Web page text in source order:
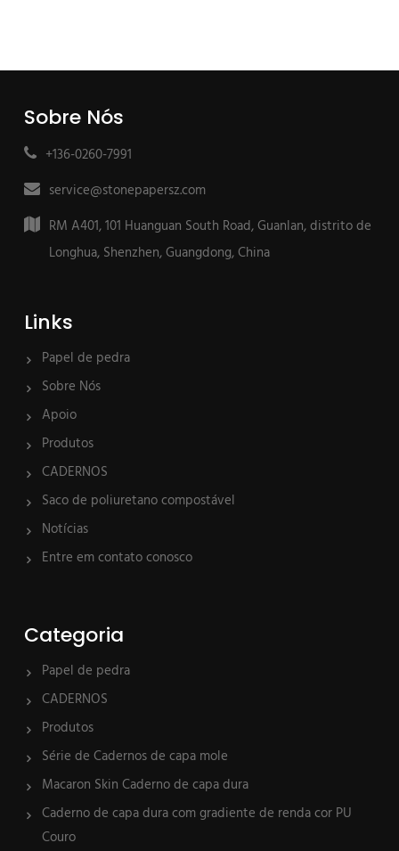
Sobre Nós
+136-0260-7991
service@stonepapersz.com
RM A401, 101 Huanguan South Road, Guanlan, distrito de
Longhua, Shenzhen, Guangdong, China
Links
Papel de pedra
Sobre Nós
Apoio
Produtos
CADERNOS
Saco de poliuretano compostável
Notícias
Entre em contato conosco
Categoria
Papel de pedra
CADERNOS
Produtos
Série de Cadernos de capa mole
Macaron Skin Caderno de capa dura
Caderno de capa dura com gradiente de renda cor PU
Couro